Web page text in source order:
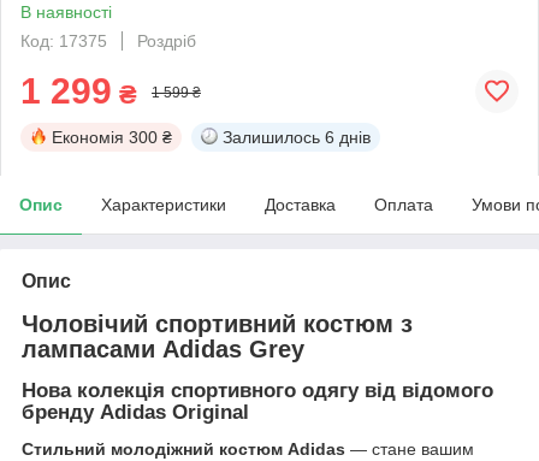
В наявності
Код: 17375
Роздріб
1 299 ₴ 1 599 ₴
Економія 300 ₴ Залишилось 6 днів
Опис Характеристики Доставка Оплата Умови
Опис
Чоловічий спортивний костюм з
лампасами Adidas Grey
Нова колекція спортивного одягу від відомого
бренду Adidas Original
Стильний молодіжний костюм Adidas — стане вашим